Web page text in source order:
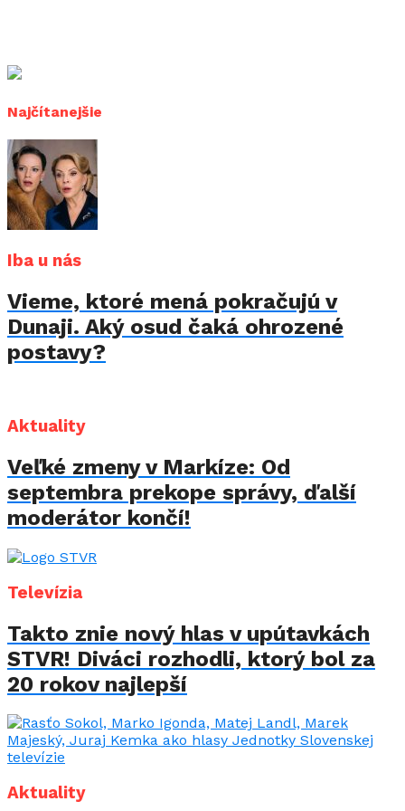
Najčítanejšie
Iba u nás
Vieme, ktoré mená pokračujú v
Dunaji. Aký osud čaká ohrozené
postavy?
Aktuality
Veľké zmeny v Markíze: Od
septembra prekope správy, ďalší
moderátor končí!
Televízia
Takto znie nový hlas v upútavkách
STVR! Diváci rozhodli, ktorý bol za
20 rokov najlepší
Aktuality